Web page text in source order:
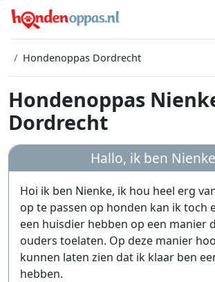
Hondenoppas Dordrecht
Hondenoppas
Dordrecht
Hallo, ik ben Nienke
Hoi ik ben Nienke, ik hou heel erg
op te passen op honden kan ik toch
een huisdier hebben op een manier
ouders toelaten. Op deze manier
kunnen laten zien dat ik klaar ben
hebben.